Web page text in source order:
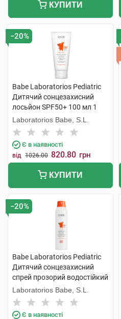
КУПИТИ
−20%
Babe Laboratorios Pediatric
Дитячий сонцезахисний
лосьйон SPF50+ 100 мл 1
флакон
Laboratorios Babe, S.L.
Є в наявності
від 1026.00 820.80 грн
КУПИТИ
−20%
Babe Laboratorios Pediatric
Дитячий сонцезахисний
спрей прозорий водостійкий
з матувальним ефектом
SPF50+ 200 мл 1 флакон
Laboratorios Babe, S.L.
Є в наявності